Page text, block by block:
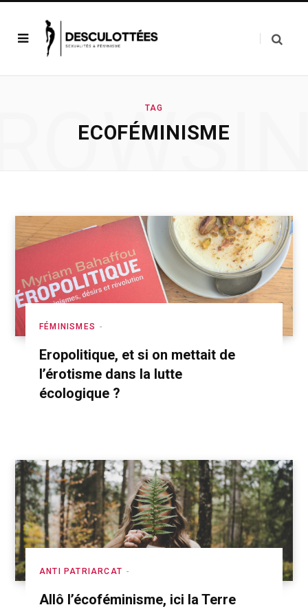
TAG
ECOFÉMINISME
FÉMINISMES
Eropolitique, et si on mettait de
l’érotisme dans la lutte
écologique ?
ANTI PATRIARCAT
Allô l’écoféminisme, ici la Terre